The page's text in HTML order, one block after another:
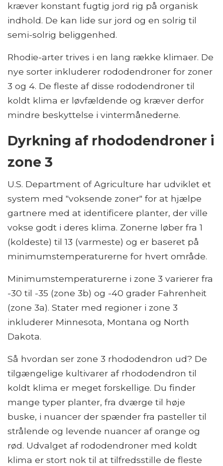
kræver konstant fugtig jord rig på organisk
indhold. De kan lide sur jord og en solrig til
semi-solrig beliggenhed.
Rhodie-arter trives i en lang række klimaer. De
nye sorter inkluderer rododendroner for zoner
3 og 4. De fleste af disse rododendroner til
koldt klima er løvfældende og kræver derfor
mindre beskyttelse i vintermånederne.
Dyrkning af rhododendroner i
zone 3
U.S. Department of Agriculture har udviklet et
system med "voksende zoner" for at hjælpe
gartnere med at identificere planter, der ville
vokse godt i deres klima. Zonerne løber fra 1
(koldeste) til 13 (varmeste) og er baseret på
minimumstemperaturerne for hvert område.
Minimumstemperaturerne i zone 3 varierer fra
-30 til -35 (zone 3b) og -40 grader Fahrenheit
(zone 3a). Stater med regioner i zone 3
inkluderer Minnesota, Montana og North
Dakota.
Så hvordan ser zone 3 rhododendron ud? De
tilgængelige kultivarer af rhododendron til
koldt klima er meget forskellige. Du finder
mange typer planter, fra dværge til høje
buske, i nuancer der spænder fra pasteller til
strålende og levende nuancer af orange og
rød. Udvalget af rododendroner med koldt
klima er stort nok til at tilfredsstille de fleste